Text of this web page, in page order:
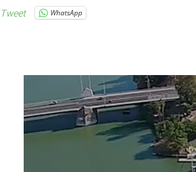
Tweet WhatsApp